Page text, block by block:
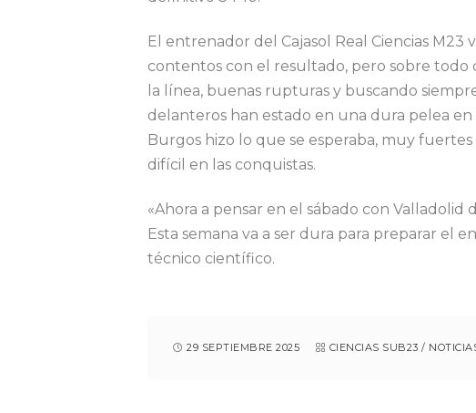
El entrenador del Cajasol Real Ciencias M23
contentos con el resultado, pero sobre
la línea, buenas rupturas y buscando
delanteros han estado en una dura pelea
Burgos hizo lo que se esperaba, muy
difícil en las conquistas.
«Ahora a pensar en el sábado con
Esta semana va a ser dura para preparar el
técnico científico.
29 SEPTIEMBRE 2025 CIENCIAS SUB23 /